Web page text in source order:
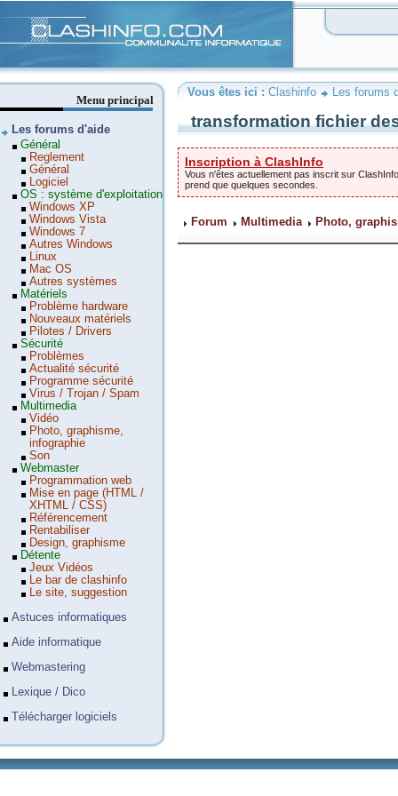
Vous êtes ici : Clashinfo Les forums
transformation fichier
Inscription à ClashInfo
Vous n'êtes actuellement pas inscrit sur
prend que quelques secondes.
Forum Multimedia Photo,
Menu principal
Les forums d'aide
Général
Reglement
Général
Logiciel
OS : système d'exploitation
Windows XP
Windows Vista
Windows 7
Autres Windows
Linux
Mac OS
Autres systèmes
Matériels
Problème hardware
Nouveaux matériels
Pilotes / Drivers
Sécurité
Problèmes
Actualité sécurité
Programme sécurité
Virus / Trojan / Spam
Multimedia
Vidéo
Photo, graphisme,
infographie
Son
Webmaster
Programmation web
Mise en page (HTML /
XHTML / CSS)
Référencement
Rentabiliser
Design, graphisme
Détente
Jeux Vidéos
Le bar de clashinfo
Le site, suggestion
Astuces informatiques
Aide informatique
Webmastering
Lexique / Dico
Télécharger logiciels